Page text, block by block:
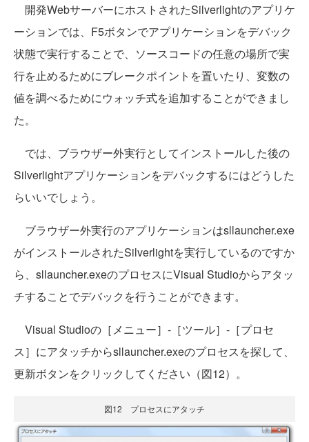
開発WebサーバーにホストされたSilverlightのアプリケ
ーションでは、F5ボタンでアプリケーションをデバック
状態で実行することで、ソースコードの任意の場所で実
行を止めるためにブレークポイントを置いたり、変数の
値を調べるためにウォッチ式を追加することができまし
た。
では、ブラウザー外実行としてインストールした後の
Silverlightアプリケーションをデバックするにはどうした
らいいでしょう。
ブラウザー外実行のアプリケーションはsllauncher.exe
がインストールされたSilverlightを実行しているのですか
ら、sllauncher.exeのプロセスにVisual Studioからアタッ
チすることでデバックを行うことができます。
Visual Studioの［メニュー］-［ツール］-［プロセ
ス］にアタッチからsllauncher.exeのプロセスを探して、
更新ボタンをクリックしてください（図12）。
図12 プロセスにアタッチ